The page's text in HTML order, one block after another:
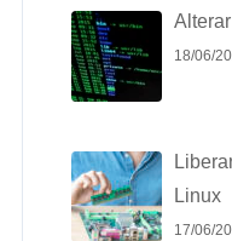
18/06/
Linux
17/06/